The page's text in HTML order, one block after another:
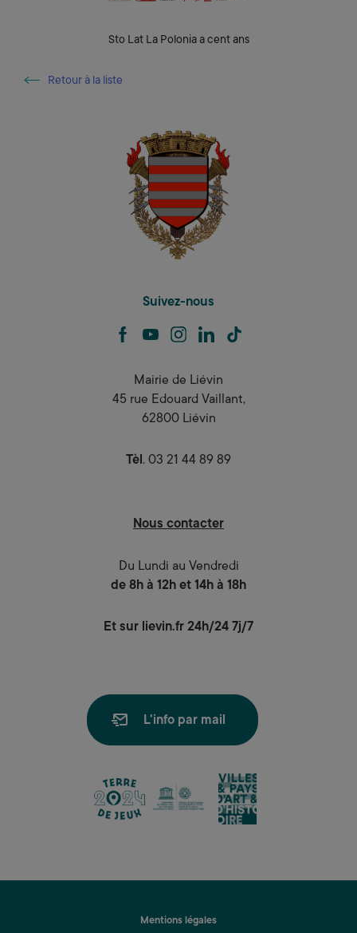
Sto Lat La Polonia a cent ans
Retour à la liste
Retour à la liste
Suivez-nous
facebookyoutubeinstagram
linkedin
Mairie de Liévin
45 rue Edouard Vaillant,
62800 Liévin
Tèl . 03 21 44 89 89
Nous contacter
Du Lundi au Vendredi
de 8h à 12h et 14h à 18h
Et sur lievin.fr 24h/24 7j/7
L'info par mail
lien lien lien
Mentions légales